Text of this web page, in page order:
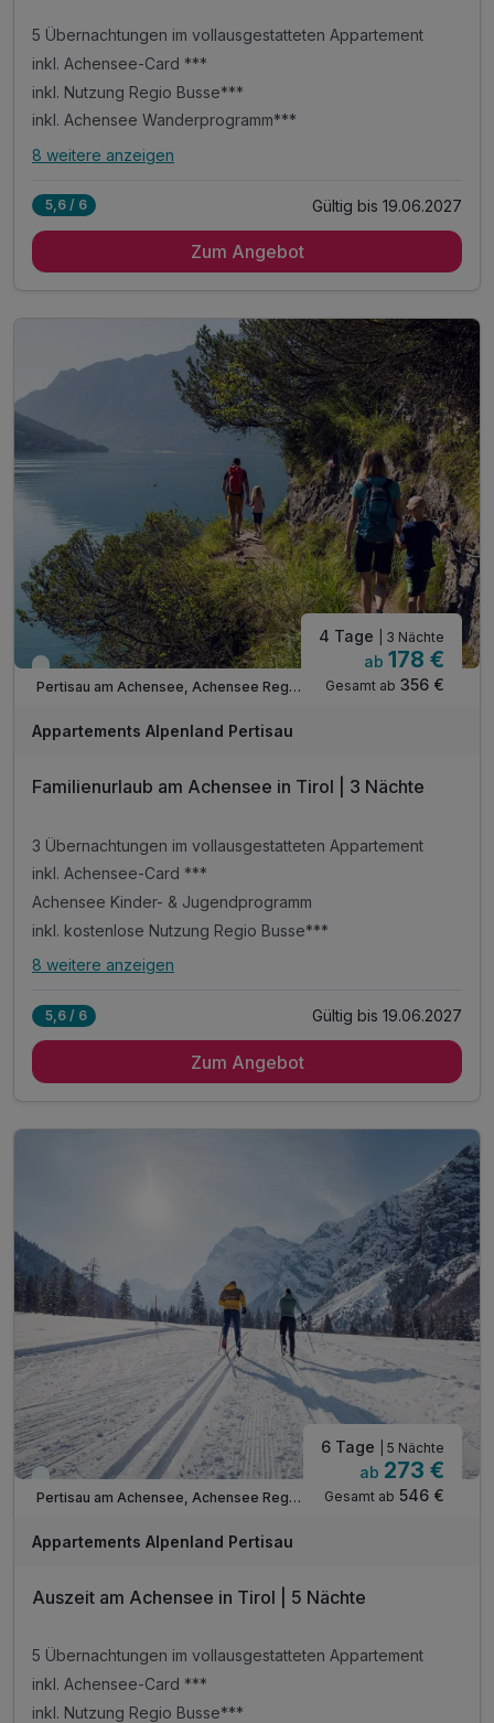
5 Übernachtungen im vollausgestatteten Appartement
inkl. Achensee-Card ***
inkl. Nutzung Regio Busse***
inkl. Achensee Wanderprogramm***
Alle Inklusivleistungen
inkl. Achensee-Card ***
inkl. Ermäßigung Karwendel Bergbahn***
inkl. Ermäßigung Achenseeschifffahrt***
Tipp: Brötchenservice auf Bestellung
Tipp: Abenteuerpark Achensee
Tipp: Wanderung mit den Achensee Alpakas
Tipp: Atoll Achenensee - Freizeitzentrum
ACHTUNG: Endreinigung & OT nicht inkludiert**
ACHTUNG: Aufpreis 3te & 4te Person*
8 weitere anzeigen
5,6 / 6 Gültig bis 19.06.2027
Zum Angebot
Viele Termine frei
Pertisau am Achensee, Achensee Region
4 Tage | 3 Nächte
ab 178 €
Gesamt ab 356 €
Appartements Alpenland Pertisau
Familienurlaub am Achensee in Tirol | 3 Nächte
3 Übernachtungen im vollausgestatteten Appartement
inkl. Achensee-Card ***
Achensee Kinder- & Jugendprogramm
inkl. kostenlose Nutzung Regio Busse***
Alle Inklusivleistungen
inkl. Achensee-Card ***
Tipp: Abenteuerpark Achensee
Tipp: Atoll Achensee - Freizeitzentrum
Tipp: Kostenloses Freibad und See-Zugänge
ACHTUNG: Endreinigung & OT nicht inkludiert**
ACHTUNG: Aufpreis 3te & 4te Person*
8 weitere anzeigen
5,6 / 6 Gültig bis 19.06.2027
Zum Angebot
Viele Termine frei
Pertisau am Achensee, Achensee Region
6 Tage | 5 Nächte
ab 273 €
Gesamt ab 546 €
Appartements Alpenland Pertisau
Auszeit am Achensee in Tirol | 5 Nächte
5 Übernachtungen im vollausgestatteten Appartement
inkl. Achensee-Card ***
inkl. Nutzung Regio Busse***